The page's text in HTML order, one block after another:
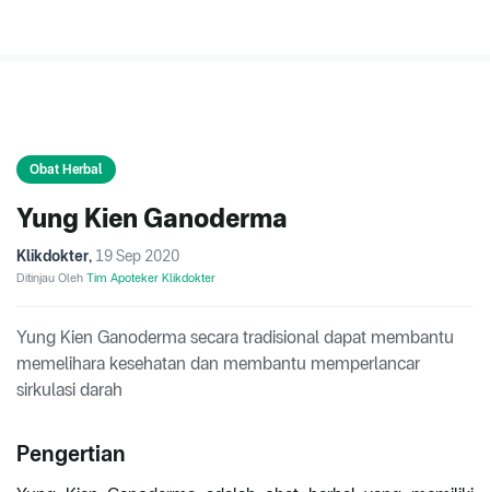
Obat Herbal
Yung Kien Ganoderma
Klikdokter, 19 Sep 2020
Ditinjau Oleh Tim Apoteker Klikdokter
Yung Kien Ganoderma secara tradisional dapat membantu
memelihara kesehatan dan membantu memperlancar
sirkulasi darah
Pengertian